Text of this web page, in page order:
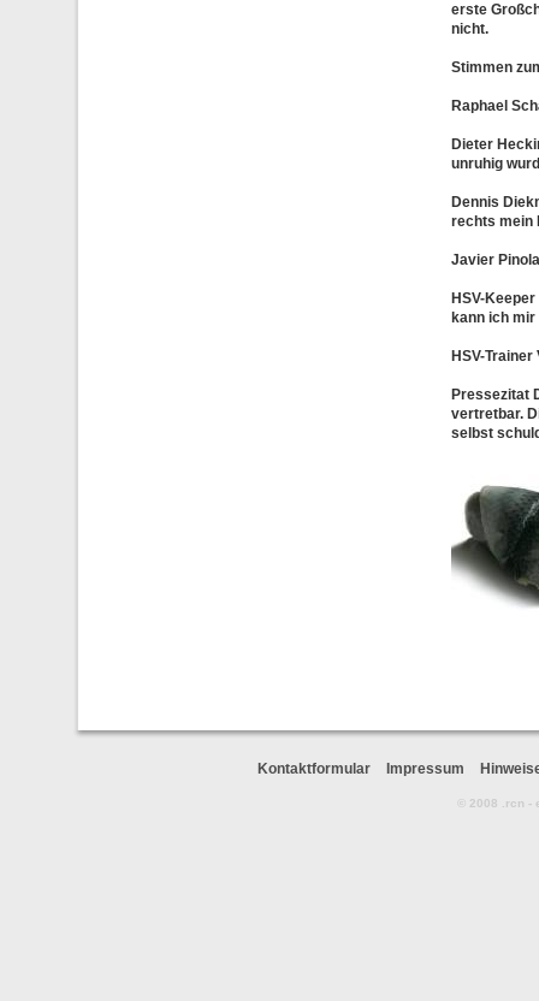
erste
nicht.
Stimmen
Raphael
Dieter
unruhig
Dennis
rechts mein
Javier
HSV-
kann ich
HSV-Trainer
Pressezitat
vertretbar.
selbst
Kontaktformular Impressum
© 2008 .rcn